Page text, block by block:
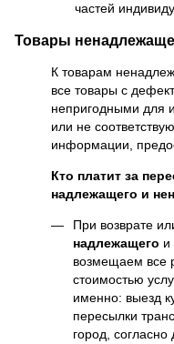
частей
Товары
К товарам
все товары с
непригодными для
или не
информации,
Кто платит за
надлежащего и
При возврате
надлежащего и
возмещаем все
стоимостью
именно: выезд
пересылки
город,